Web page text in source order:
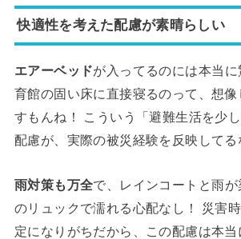
快適性を考えた配慮が素晴らしい
エアーベッドが入ってるのには本当
育館の固い床に直接寝るのって、想
すもんね！ こういう「避難生活を少し
配慮が、実際の被災経験を反映してる
雨対策も万全で、レインコートと雨
のリュックで濡れる心配なし！ 災害
定になりがちだから、この配慮は本